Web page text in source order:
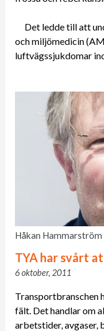
Det ledde till att
och miljömedicin
luftvägssjukdomar
Håkan
TYA har svårt
6 oktober, 2011
Transportbranschen
fält. Det handlar om
arbetstider, avgaser,